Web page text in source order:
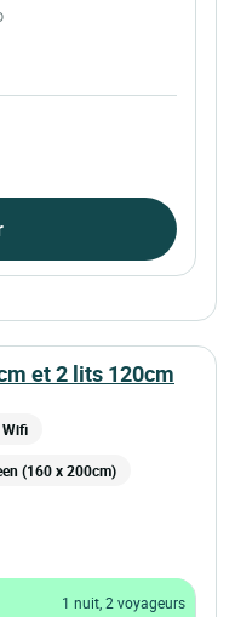
et 2 lits 120cm
Wifi
(160 x 200cm)
1 nuit, 2 voyageurs